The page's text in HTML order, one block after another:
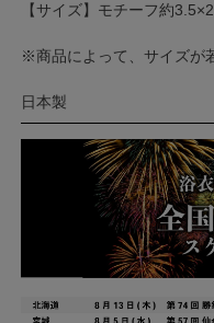
【サイズ】モチーフ約
※商品によって、サイズが
日本製